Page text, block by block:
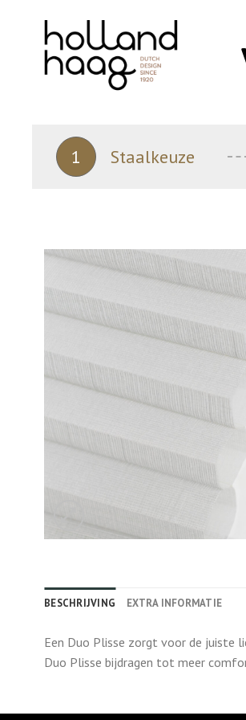
1 Staalkeuze
BESCHRIJVING EXTRA INFORMATIE
Een Duo Plisse zorgt voor de juiste
Duo Plisse bijdragen tot meer